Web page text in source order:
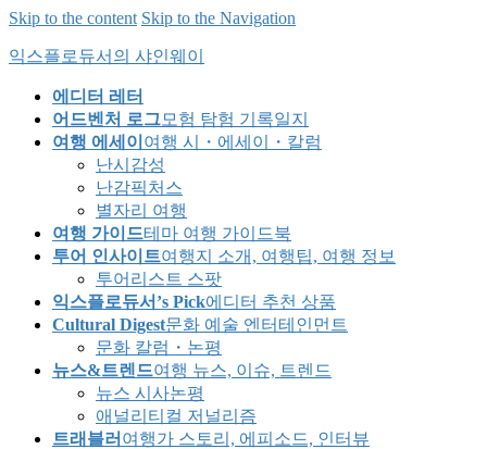
Skip to the content Skip to the Navigation
익스플로듀서의 샤인웨이
에디터 레터
어드벤처 로그모험 탐험 기록일지
여행 에세이 여행 시・에세이・칼럼
난시감성
난감픽처스
별자리 여행
여행 가이드테마 여행 가이드북
투어 인사이트여행지 소개, 여행팁, 여행 정보
투어리스트 스팟
익스플로듀서’s Pick에디터 추천 상품
Cultural Digest문화 예술 엔터테인먼트
문화 칼럼・논평
뉴스&트렌드여행 뉴스, 이슈, 트렌드
뉴스 시사논평
애널리티컬 저널리즘
트래블러 여행가 스토리, 에피소드, 인터뷰